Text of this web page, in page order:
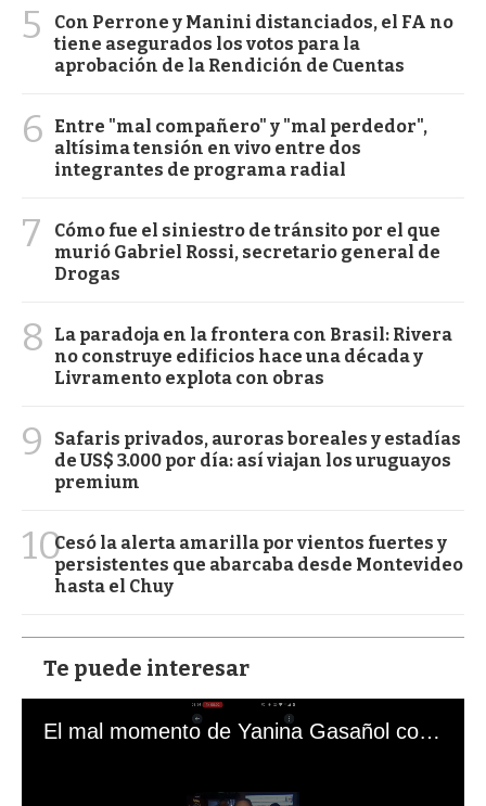
5
Con Perrone y Manini distanciados, el FA no
tiene asegurados los votos para la
aprobación de la Rendición de Cuentas
6
Entre "mal compañero" y "mal perdedor",
altísima tensión en vivo entre dos
integrantes de programa radial
7
Cómo fue el siniestro de tránsito por el que
murió Gabriel Rossi, secretario general de
Drogas
8
La paradoja en la frontera con Brasil: Rivera
no construye edificios hace una década y
Livramento explota con obras
9
Safaris privados, auroras boreales y estadías
de US$ 3.000 por día: así viajan los uruguayos
premium
10Cesó la alerta amarilla por vientos fuertes y
persistentes que abarcaba desde Montevideo
hasta el Chuy
Te puede interesar
El mal momento de Yanina Gasañol con un hincha argentino en "Subrayado"